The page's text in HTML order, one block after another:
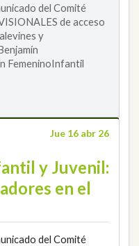
del Comité
de acceso
y
FemeninoInfantil
Jue 16 abr 26
y Juvenil:
en el
del Comité